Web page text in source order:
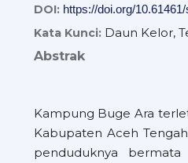
DOI: https://doi.org/
Kata Kunci: Daun Kelor,
Abstrak
Kampung Buge Ara
Kabupaten Aceh
penduduknya bermata